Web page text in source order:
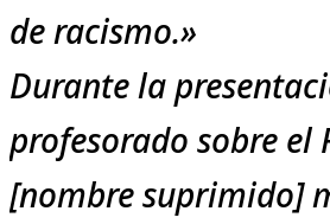
de racismo.»
Durante la
profesorado sobre el
[nombre suprimido]